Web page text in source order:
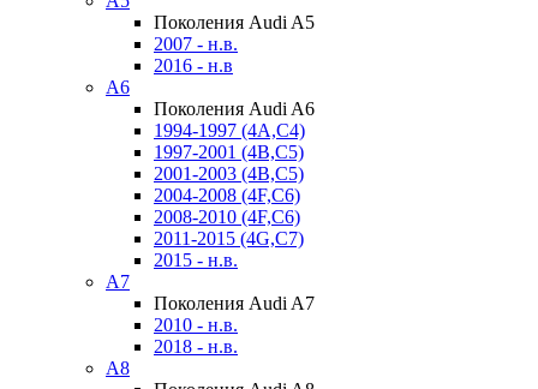
Поколения Audi A5
2007 - н.в.
2016 - н.в
A6
Поколения Audi A6
1994-1997 (4A,C4)
1997-2001 (4B,C5)
2001-2003 (4B,C5)
2004-2008 (4F,C6)
2008-2010 (4F,C6)
2011-2015 (4G,C7)
2015 - н.в.
A7
Поколения Audi A7
2010 - н.в.
2018 - н.в.
A8